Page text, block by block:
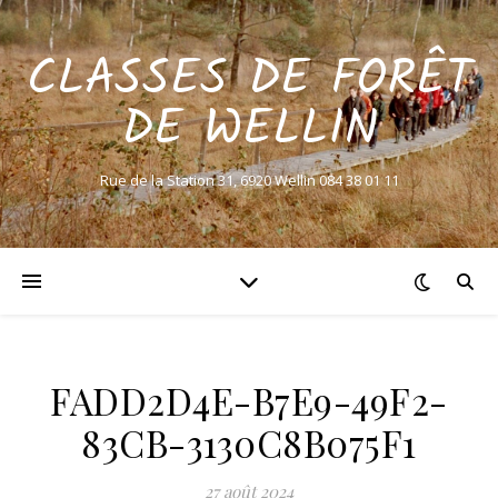
CLASSES DE FORÊT
DE WELLIN
Rue de la Station 31, 6920 Wellin 084 38 01 11
FADD2D4E-B7E9-49F2-
83CB-3130C8B075F1
27 août 2024